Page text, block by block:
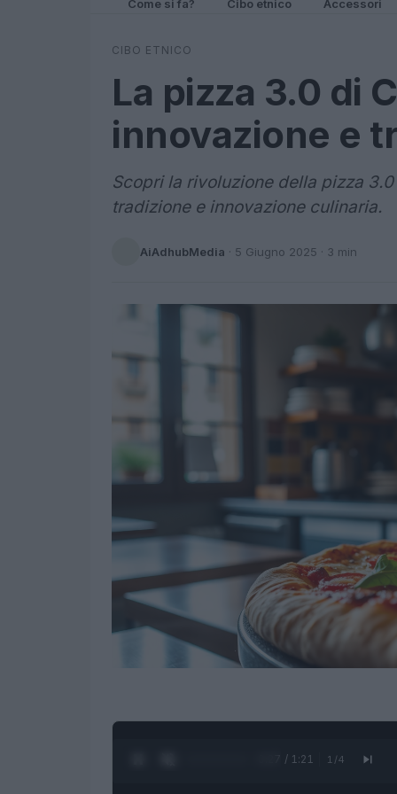
Come si fa? Cibo etnico Accessori
CIBO ETNICO
La pizza 3.0 di
innovazione e
Scopri la rivoluzione della pizza
tradizione e innovazione culinaria.
AiAdhubMedia · 5 Giugno 2025 · 3 min
0:28 / 1:21 1 /4